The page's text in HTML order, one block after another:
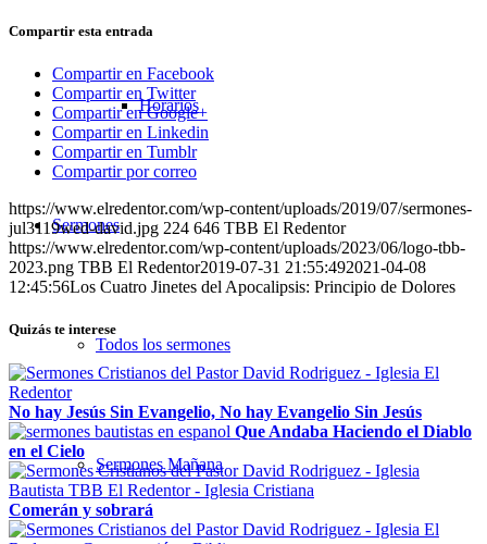
Horarios
Sermones
Todos los sermones
Sermones Mañana
Compartir esta entrada
Compartir en Facebook
Compartir en Twitter
Compartir en Google+
Compartir en Linkedin
Compartir en Tumblr
Compartir por correo
https://www.elredentor.com/wp-content/uploads/2019/07/sermones-
jul3119wed-david.jpg 224 646 TBB El Redentor
https://www.elredentor.com/wp-content/uploads/2023/06/logo-tbb-
2023.png TBB El Redentor2019-07-31 21:55:492021-04-08
12:45:56Los Cuatro Jinetes del Apocalipsis: Principio de Dolores
Quizás te interese
No hay Jesús Sin Evangelio, No hay Evangelio Sin Jesús
Que Andaba Haciendo el Diablo
en el Cielo
Comerán y sobrará